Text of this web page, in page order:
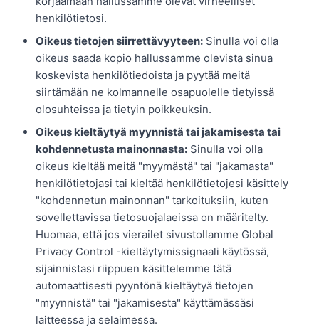
henkilötietosi.
Oikeus tietojen siirrettävyyteen: Sinulla voi olla
oikeus saada kopio hallussamme olevista sinua
koskevista henkilötiedoista ja pyytää meitä
siirtämään ne kolmannelle osapuolelle tietyissä
olosuhteissa ja tietyin poikkeuksin.
Oikeus kieltäytyä myynnistä tai jakamisesta tai
kohdennetusta mainonnasta: Sinulla voi olla
oikeus kieltää meitä "myymästä" tai "jakamasta"
henkilötietojasi tai kieltää henkilötietojesi käsittely
"kohdennetun mainonnan" tarkoituksiin, kuten
sovellettavissa tietosuojalaeissa on määritelty.
Huomaa, että jos vierailet sivustollamme Global
Privacy Control -kieltäytymissignaali käytössä,
sijainnistasi riippuen käsittelemme tätä
automaattisesti pyyntönä kieltäytyä tietojen
"myynnistä" tai "jakamisesta" käyttämässäsi
laitteessa ja selaimessa.